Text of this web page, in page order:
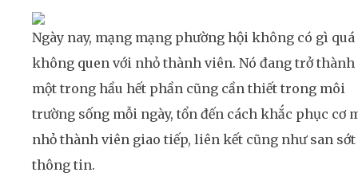
Ngày nay, mạng mạng phường hội không có gì quá
không quen với nhỏ thành viên. Nó đang trở thành
một trong hầu hết phần cũng cần thiết trong môi
trường sống mỗi ngày, tổn đến cách khắc phục cơ
nhỏ thành viên giao tiếp, liên kết cũng như san sớt
thông tin.